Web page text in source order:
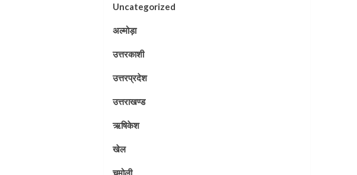
Uncategorized
अल्मोड़ा
उत्तरकाशी
उत्तरप्रदेश
उत्तराखण्ड
ऋषिकेश
खेल
चमोली